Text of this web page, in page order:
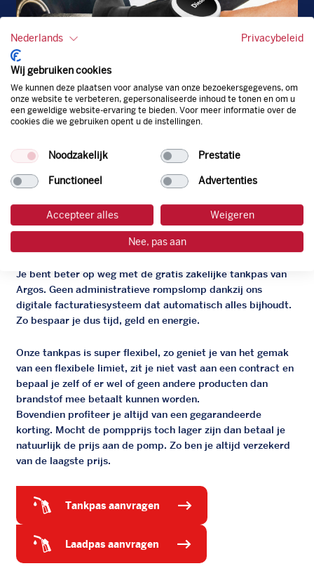
De zakelijke Argos pas
Je bent beter op weg met de gratis zakelijke tankpas van
Argos. Geen administratieve rompslomp dankzij ons
digitale facturatiesysteem dat automatisch alles bijhoudt.
Zo bespaar je dus tijd, geld en energie.
Onze tankpas is super flexibel, zo geniet je van het gemak
van een flexibele limiet, zit je niet vast aan een contract en
bepaal je zelf of er wel of geen andere producten dan
brandstof mee betaalt kunnen worden.
Bovendien profiteer je altijd van een gegarandeerde
korting. Mocht de pompprijs toch lager zijn dan betaal je
natuurlijk de prijs aan de pomp. Zo ben je altijd verzekerd
van de laagste prijs.
tankpas aanvragen
laadpas aanvragen
Nederlands Privacybeleid
Wij gebruiken cookies
We kunnen deze plaatsen voor analyse van onze bezoekersgegevens, om
onze website te verbeteren, gepersonaliseerde inhoud te tonen en om u
een geweldige website-ervaring te bieden. Voor meer informatie over de
cookies die we gebruiken opent u de instellingen.
Noodzakelijk Prestatie
Functioneel Advertenties
Accepteer alles Weigeren
Nee, pas aan